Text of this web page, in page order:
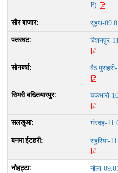
B)
सूहथ-
बिशनपुर-
बैठ
चकभारो-
गोरदह-
सहुरिया-
नौला-